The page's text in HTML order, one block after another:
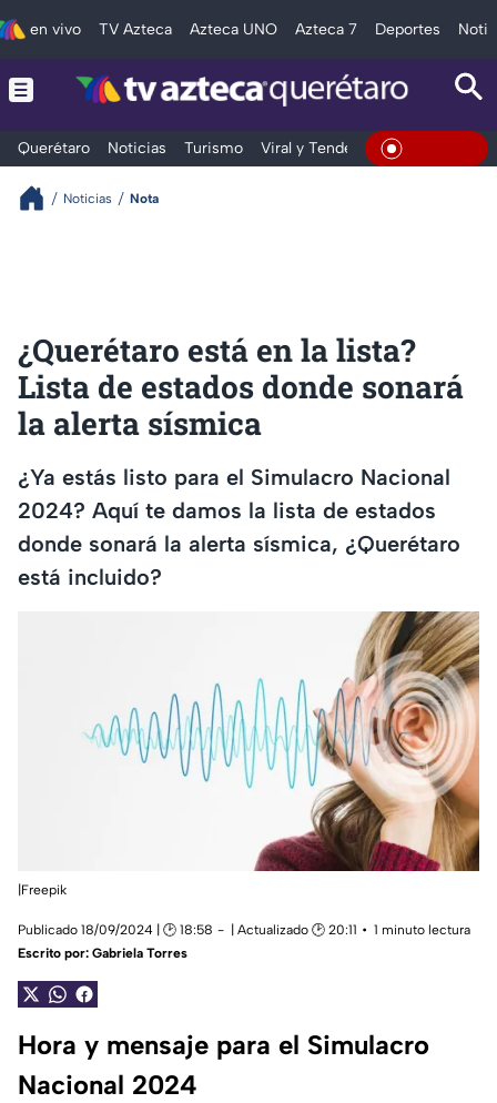
en vivo TV Azteca Azteca UNO Azteca 7 Deportes
Querétaro Noticias Turismo Viral y Tendencia Clima En Vivo
Noticias Nota
¿Querétaro está en la lista?
Lista de estados donde sonará
la alerta sísmica
¿Ya estás listo para el Simulacro Nacional
2024? Aquí te damos la lista de estados
donde sonará la alerta sísmica, ¿Querétaro
está incluido?
|Freepik
Publicado 18/09/2024 | 🕑 18:58 | Actualizado 🕑 20:11
1 minuto lectura
Escrito por: Gabriela Torres
Hora y mensaje para el Simulacro
Nacional 2024